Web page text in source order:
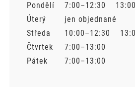
Pondělí
7:00–12:30
Úterý
jen objednané
Středa
10:00–12:30
Čtvrtek
7:00–13:00
Pátek
7:00–13:00